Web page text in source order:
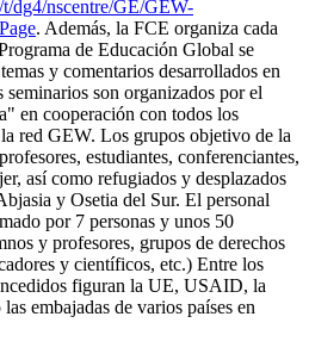
dg4/nscentre/GE/GEW-
. Además, la FCE organiza cada
de Educación Global se
y comentarios desarrollados en
son organizados por el
en cooperación con todos los
red GEW. Los grupos objetivo de la
estudiantes, conferenciantes,
así como refugiados y desplazados
y Osetia del Sur. El personal
por 7 personas y unos 50
y profesores, grupos de derechos
y científicos, etc.) Entre los
figuran la UE, USAID, la
embajadas de varios países en